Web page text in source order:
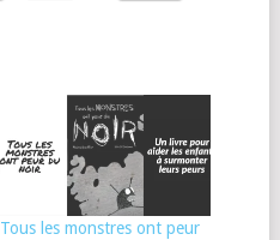
Tous les monstres ont peur